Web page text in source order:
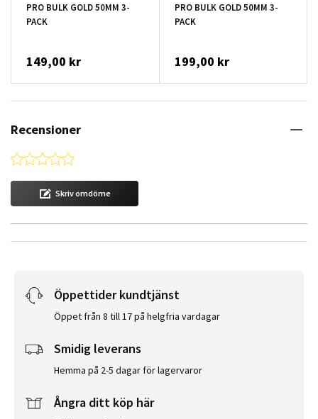
PRO BULK GOLD 50MM 3-
PACK
149,00 kr
PRO BULK GOLD 50MM 3-
PACK
199,00 kr
Recensioner
0.0 star rating
Skriv omdöme
Öppettider kundtjänst
Öppet från 8 till 17 på helgfria vardagar
Smidig leverans
Hemma på 2-5 dagar för lagervaror
Ångra ditt köp här